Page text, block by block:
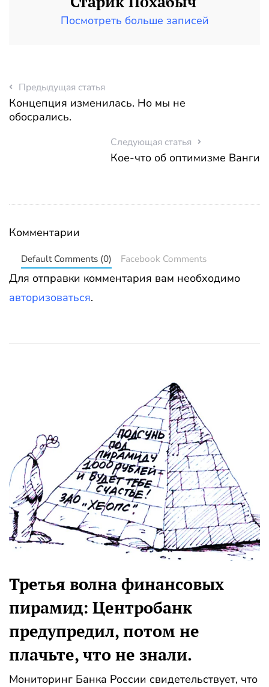
Посмотреть больше записей
Предыдущая статья
Концепция изменилась. Но мы не
обосрались.
Следующая статья
Кое-что об оптимизме Ванги
Комментарии
Default Comments (0) Facebook Comments
Для отправки комментария вам необходимо
авторизоваться.
Третья волна финансовых
пирамид: Центробанк
предупредил, потом не
плачьте, что не знали.
Мониторинг Банка России свидетельствует, что